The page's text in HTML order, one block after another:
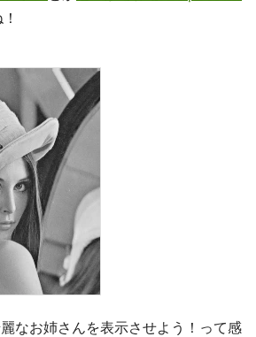
なお姉さんを表示させよう！って感